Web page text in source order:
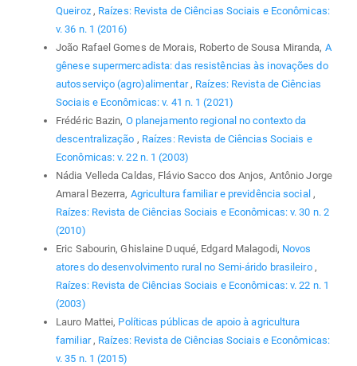
Queiroz , Raízes: Revista de Ciências Sociais e Econômicas:
v. 36 n. 1 (2016)
João Rafael Gomes de Morais, Roberto de Sousa Miranda, A
gênese supermercadista: das resistências às inovações do
autosserviço (agro)alimentar, Raízes: Revista de Ciências
Sociais e Econômicas: v. 41 n. 1 (2021)
Frédéric Bazin, O planejamento regional no contexto da
descentralização , Raízes: Revista de Ciências Sociais e
Econômicas: v. 22 n. 1 (2003)
Nádia Velleda Caldas, Flávio Sacco dos Anjos, Antônio Jorge
Amaral Bezerra, Agricultura familiar e previdência social ,
Raízes: Revista de Ciências Sociais e Econômicas: v. 30 n. 2
(2010)
Eric Sabourin, Ghislaine Duqué, Edgard Malagodi, Novos
atores do desenvolvimento rural no Semi-árido brasileiro ,
Raízes: Revista de Ciências Sociais e Econômicas: v. 22 n. 1
(2003)
Lauro Mattei, Políticas públicas de apoio à agricultura
familiar, Raízes: Revista de Ciências Sociais e Econômicas:
v. 35 n. 1 (2015)